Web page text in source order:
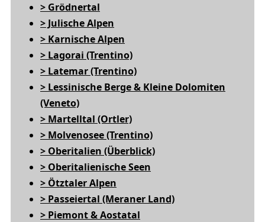
> Grödnertal
> Julische Alpen
> Karnische Alpen
> Lagorai (Trentino)
> Latemar (Trentino)
> Lessinische Berge & Kleine Dolomiten
(Veneto)
> Martelltal (Ortler)
> Molvenosee (Trentino)
> Oberitalien (Überblick)
> Oberitalienische Seen
> Ötztaler Alpen
> Passeiertal (Meraner Land)
> Piemont & Aostatal